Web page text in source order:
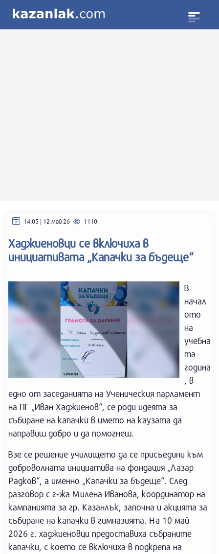
14:05 | 12 май 26 1110
Хаджиеновци се включиха в
инициативата „Капачки за бъдеще“
В
начал
ото
на
учебна
та
година
, в
едно от заседанията на Ученическия парламент
на ПГ „Иван Хаджиенов“, се роди идеята за
събиране на капачки в името на каузата да
направиш добро и да помогнеш.
Взе се решение училището да се присъедини към
доброволната инициатива на фондация „Лазар
Радков“, а именно „Капачки за бъдеще“. След
разговор с г-жа Милена Иванова, координатор на
кампанията за гр. Казанлък, започна и акцията за
събиране на капачки в гимназията. На 10 май
2026 г. хаджиеновци предоставиха събраните
капачки, с което се включиха в подкрепа на